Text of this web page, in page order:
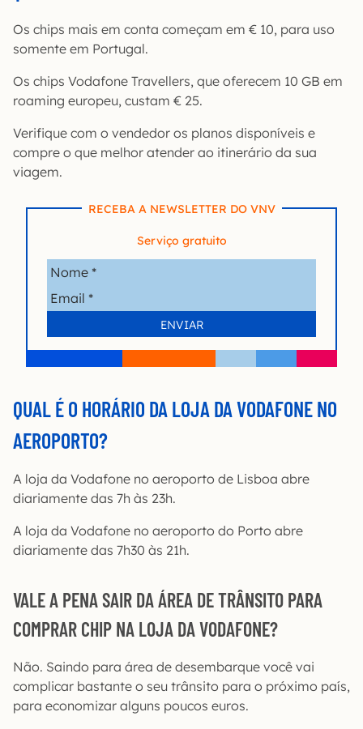
Os chips mais em conta começam em € 10, para uso
somente em Portugal.
Os chips Vodafone Travellers, que oferecem 10 GB em
roaming europeu, custam € 25.
Verifique com o vendedor os planos disponíveis e
compre o que melhor atender ao itinerário da sua
viagem.
RECEBA A NEWSLETTER DO VNV
Serviço gratuito
QUAL É O HORÁRIO DA LOJA DA VODAFONE NO
AEROPORTO?
A loja da Vodafone no aeroporto de Lisboa abre
diariamente das 7h às 23h.
A loja da Vodafone no aeroporto do Porto abre
diariamente das 7h30 às 21h.
VALE A PENA SAIR DA ÁREA DE TRÂNSITO PARA
COMPRAR CHIP NA LOJA DA VODAFONE?
Não. Saindo para área de desembarque você vai
complicar bastante o seu trânsito para o próximo país,
para economizar alguns poucos euros.